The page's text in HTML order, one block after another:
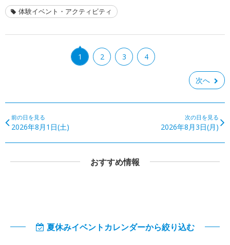
体験イベント・アクティビティ
1 2 3 4
次へ
前の日を見る
2026年8月1日(土)
次の日を見る
2026年8月3日(月)
おすすめ情報
夏休みイベントカレンダーから絞り込む